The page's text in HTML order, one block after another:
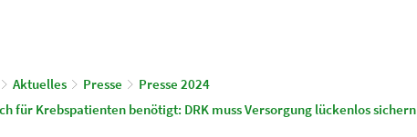
Aktuelles Presse
Presse 2024
für Krebspatienten benötigt: DRK muss Versorgung lückenlos sichern